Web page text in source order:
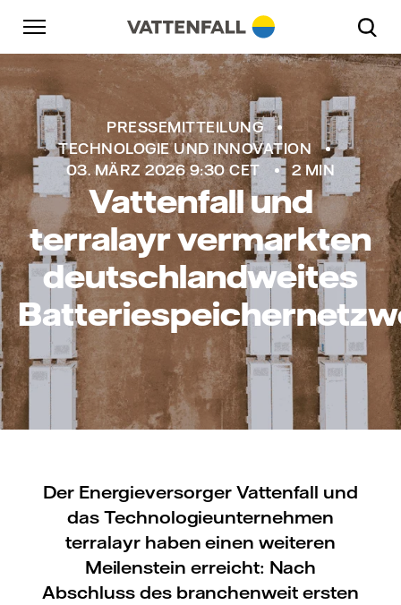
Überspringen
Zurück zur Hauptnavigation
Gehe zur Fußzeile
PRESSEMITTEILUNG
TECHNOLOGIE UND INNOVATION
03. MÄRZ 2026 9:30 CET
2 MIN
Vattenfall und
terralayr vermarkten
deutschlandweites
Der Energieversorger Vattenfall und
das Technologieunternehmen
terralayr haben einen weiteren
Meilenstein erreicht: Nach
Abschluss des branchenweit ersten
Zurück zur Hauptnavigation